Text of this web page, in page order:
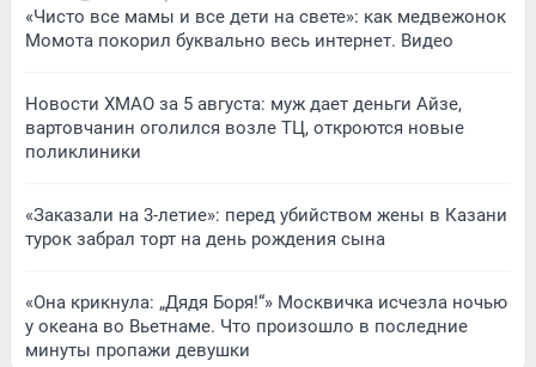
«Чисто все мамы и все дети на свете»: как медвежонок
Момота покорил буквально весь интернет. Видео
Новости ХМАО за 5 августа: муж дает деньги Айзе,
вартовчанин оголился возле ТЦ, откроются новые
поликлиники
«Заказали на 3-летие»: перед убийством жены в Казани
турок забрал торт на день рождения сына
«Она крикнула: „Дядя Боря!“» Москвичка исчезла ночью
у океана во Вьетнаме. Что произошло в последние
минуты пропажи девушки